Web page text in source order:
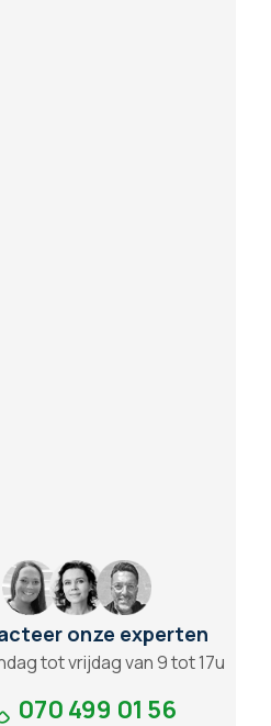
onze experten
tot vrijdag van 9 tot 17u
070 499 01 56